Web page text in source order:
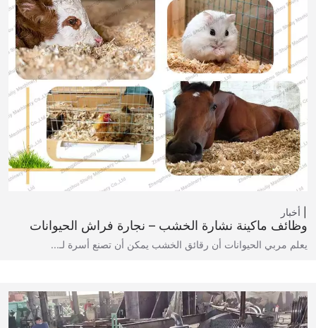
أخبار
وظائف ماكينة نشارة الخشب – نجارة فراش الحيوانات
يعلم مربي الحيوانات أن رقائق الخشب يمكن أن تصنع أسرة لـ...